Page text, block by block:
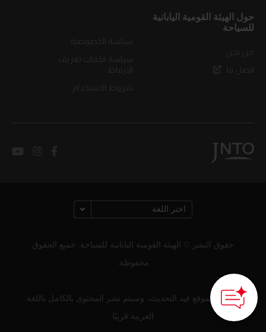
حول الهيئة القومية اليابانية
للسياحة
حقوق النشر © الهيئة القومية اليابانية للسياحة. جميع الحقوق
محفوظة.
لا يزال الموقع قيد التحديث، وسيتم نشر المحتوى بالكامل باللغة
العربية قريبًا